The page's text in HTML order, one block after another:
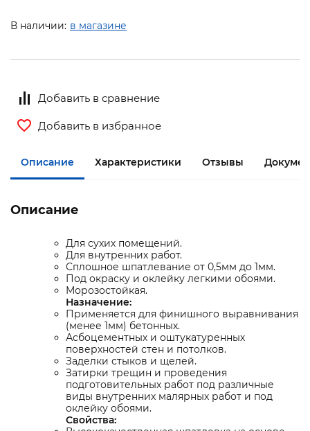
В наличии: в магазине
Добавить в сравнение
Добавить в избранное
Описание Характеристики Отзывы
Описание
Для сухих помещений.
Для внутренних работ.
Сплошное шпатлевание от 0,5мм до 1мм.
Под окраску и оклейку легкими обоями.
Морозостойкая.
Назначение:
Применяется для финишного выравнивания
(менее 1мм) бетонных.
Асбоцементных и оштукатуренных
поверхностей стен и потолков.
Заделки стыков и щелей.
Затирки трещин и проведения
подготовительных работ под различные
виды внутренних малярных работ и под
оклейку обоями.
Свойства: